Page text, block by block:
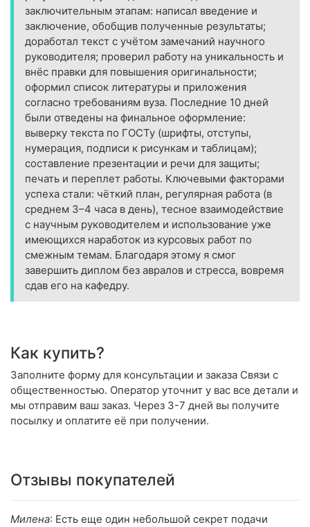
заключительным этапам: написал введение и
заключение, обобщив полученные результаты;
доработал текст с учётом замечаний научного
руководителя; проверил работу на уникальность и
внёс правки для повышения оригинальности;
оформил список литературы и приложения
согласно требованиям вуза. Последние 10 дней
были отведены на финальное оформление:
выверку текста по ГОСТу (шрифты, отступы,
нумерация, подписи к рисункам и таблицам);
составление презентации и речи для защиты;
печать и переплет работы. Ключевыми факторами
успеха стали: чёткий план, регулярная работа (в
среднем 3–4 часа в день), тесное взаимодействие
с научным руководителем и использование уже
имеющихся наработок из курсовых работ по
смежным темам. Благодаря этому я смог
завершить диплом без авралов и стресса, вовремя
сдав его на кафедру.
Как купить?
Заполните форму для консультации и заказа Связи с
общественностью. Оператор уточнит у вас все детали и
мы отправим ваш заказ. Через 3-7 дней вы получите
посылку и оплатите её при получении.
Отзывы покупателей
Милена: Есть еще один небольшой секрет подачи